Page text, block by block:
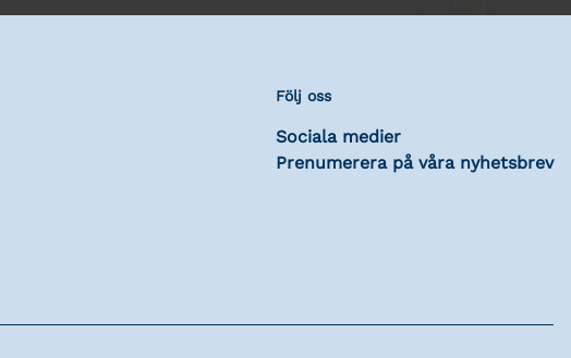
Följ oss
Sociala medier
Prenumerera på våra nyhetsbrev